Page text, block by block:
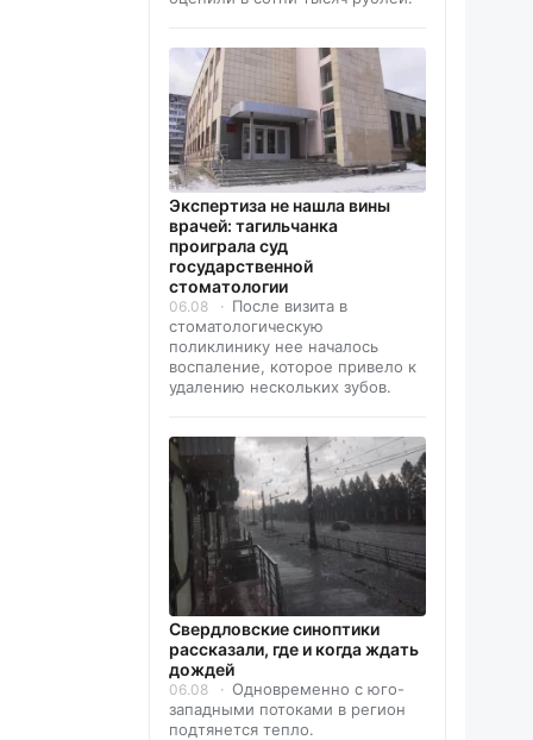
Экспертиза не нашла вины
врачей: тагильчанка
проиграла суд
государственной
стоматологии
06.08
После визита в
стоматологическую
поликлинику нее началось
воспаление, которое привело к
удалению нескольких зубов.
Свердловские синоптики
рассказали, где и когда ждать
дождей
06.08
Одновременно с юго-
западными потоками в регион
подтянется тепло.